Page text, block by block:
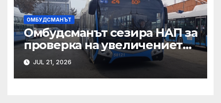
ОМБУДСМАНЪТ
Омбудсманът сезира НАП за
проверка на увеличението
на цените за услугата
„дялово разпределение“
JUL 21, 2026